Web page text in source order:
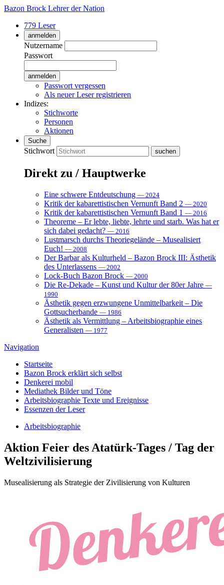
Bazon Brock Lehrer der Nation
779 Leser
anmelden
Nutzername
Passwort
Passwort vergessen
Als neuer Leser registrieren
Indizes:
Stichworte
Personen
Aktionen
Suche
Stichwort
Direkt zu / Hauptwerke
Eine schwere Entdeutschung — 2024
Kritik der kabarettistischen Vernunft Band 2 — 2020
Kritik der kabarettistischen Vernunft Band 1 — 2016
Theoreme – Er lebte, liebte, lehrte und starb. Was hat er
sich dabei gedacht? — 2016
Lustmarsch durchs Theoriegelände – Musealisiert
Euch! — 2008
Der Barbar als Kulturheld – Bazon Brock III: Ästhetik
des Unterlassens — 2002
Lock-Buch Bazon Brock — 2000
Die Re-Dekade – Kunst und Kultur der 80er Jahre —
1990
Ästhetik gegen erzwungene Unmittelbarkeit – Die
Gottsucherbande — 1986
Ästhetik als Vermittlung – Arbeitsbiographie eines
Generalisten — 1977
Navigation
Startseite
Bazon Brock erklärt sich selbst
Denkerei mobil
Mediathek Bilder und Töne
Arbeitsbiographie Texte und Ereignisse
Essenzen der Leser
Arbeitsbiographie
Aktion Feier des Atatürk-Tages / Tag der
Weltzivilisierung
Musealisierung als Strategie der Zivilisierung von Kulturen